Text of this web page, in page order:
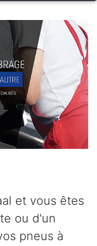
et vous êtes
ou d'un
pneus à